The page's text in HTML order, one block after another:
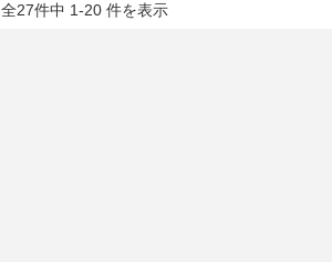
全27件中 1-20 件を表示